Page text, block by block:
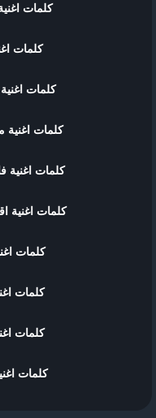
كلمات
كلمات
كلمات
كلمات
كلمات اغنية
كلمات اغنية
كلمات
كلمات
كلمات
كلمات